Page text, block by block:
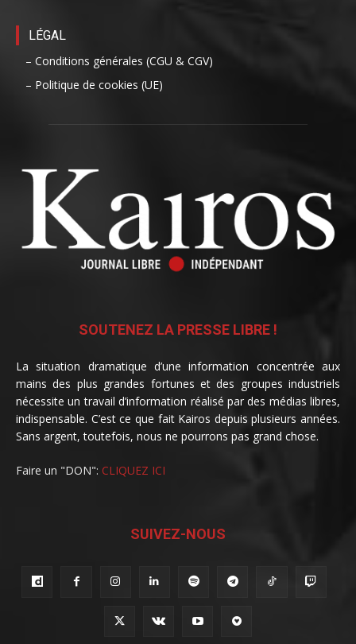
LÉGAL
– Conditions générales (CGU & CGV)
– Politique de cookies (UE)
SOUTENEZ LA PRESSE LIBRE !
La situation dramatique d’une information concentrée aux
mains des plus grandes fortunes et des groupes industriels
nécessite un travail d’information réalisé par des médias libres,
indispensable. C’est ce que fait Kairos depuis plusieurs années.
Sans argent, toutefois, nous ne pourrons pas grand chose.
Faire un "DON": CLIQUEZ ICI
SUIVEZ-NOUS